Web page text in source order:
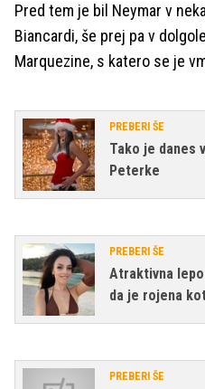
Pred tem je bil Neymar v
Biancardi, še prej pa v
Marquezine, s katero se je
PREBERI ŠE
Tako je danes
Peterke
PREBERI ŠE
Atraktivna
da je rojena
PREBERI ŠE